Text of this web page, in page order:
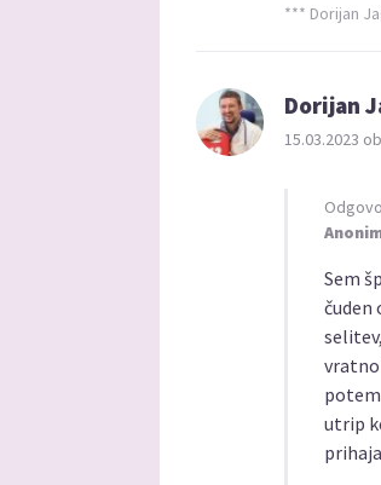
*** Dorijan
Dorijan
15.03.2023
Sem
čuden
utrip